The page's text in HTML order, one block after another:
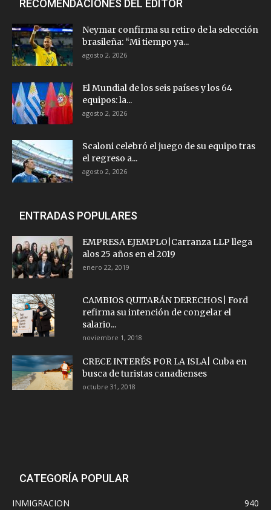
RECOMENDACIONES DEL EDITOR
Neymar confirma su retiro de la selección
brasileña: “Mi tiempo ya...
agosto 2, 2026
El Mundial de los seis países y los 64
equipos: la...
agosto 2, 2026
Scaloni celebró el juego de su equipo tras
el regreso a...
agosto 2, 2026
ENTRADAS POPULARES
EMPRESA EJEMPLO|Carranza LLP llega
alos 25 años en el 2019
enero 22, 2019
CAMBIOS QUITARÁN DERECHOS| Ford
refirma su intención de congelar el
salario...
noviembre 1, 2018
CRECE INTERÉS POR LA ISLA| Cuba en
busca de turistas canadienses
octubre 31, 2018
CATEGORÍA POPULAR
INMIGRACION
940